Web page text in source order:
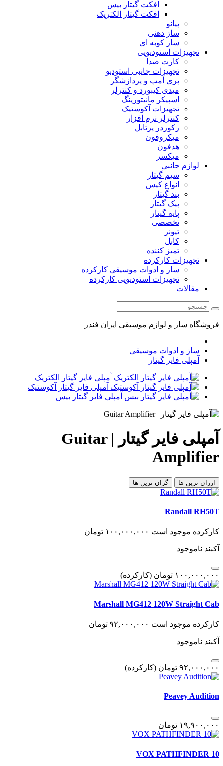
افکت گیتار بیس
افکت گیتار الکتریک
پیانو
ساز دهنی
ساز کوبه ای
تجهیزات استودیویی
کارت صدا
تجهیزات جانبی استودیو
پری آمپ و پردازشگر
میدی کیبورد و کنترلر
اسپیکر مانیتورینگ
تجهیزات آکوستیک
کنترلر نرم افزار
رکوردر پرتابل
میکروفون
هدفون
میکسر
لوازم جانبی
سیم گیتار
انواع کیس
بند گیتار
پیک گیتار
پایه گیتار
تخصصی
تیونر
کابل
تمیز کننده
تجهیزات کارکرده
ساز و ادوات موسیقی کارکرده
تجهیزات استودیویی کارکرده
مقالات
فروشگاه ساز و لوازم موسیقی ایران فندر
ساز و ادوات موسیقی
آمپلی فایر گیتار
آمپلی فایر گیتار الکتریک
آمپلی فایر گیتار آکوستیک
آمپلی فایر گیتار بیس
آمپلی فایر گیتار | Guitar
Amplifier
ارزان ترین ها گران ترین ها
Randall RH50T
کارکرده موجود است ١٠٠,٠٠٠,٠٠٠ تومان
آکبند ناموجود
١٠٠,٠٠٠,٠٠٠ تومان (کارکرده)
Marshall MG412 120W Straight Cab
کارکرده موجود است ٩٢,٠٠٠,٠٠٠ تومان
آکبند ناموجود
٩٢,٠٠٠,٠٠٠ تومان (کارکرده)
Peavey Audition
١٩,٩٠٠,٠٠٠ تومان
VOX PATHFINDER 10